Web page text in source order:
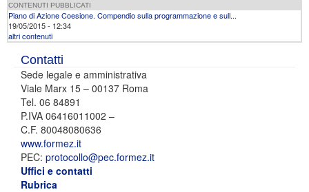
CONTENUTI PUBBLICATI
Piano di Azione Coesione. Compendio sulla programmazione e sull...
19/05/2015 - 12:34
altri contenuti
Contatti
Sede legale e amministrativa
Viale Marx 15 – 00137 Roma
Tel. 06 84891
P.IVA 06416011002 –
C.F. 80048080636
www.formez.it
PEC: protocollo@pec.formez.it
Uffici e contatti
Rubrica